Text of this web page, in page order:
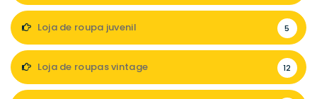
Loja de roupa juvenil 5
Loja de roupas vintage 12